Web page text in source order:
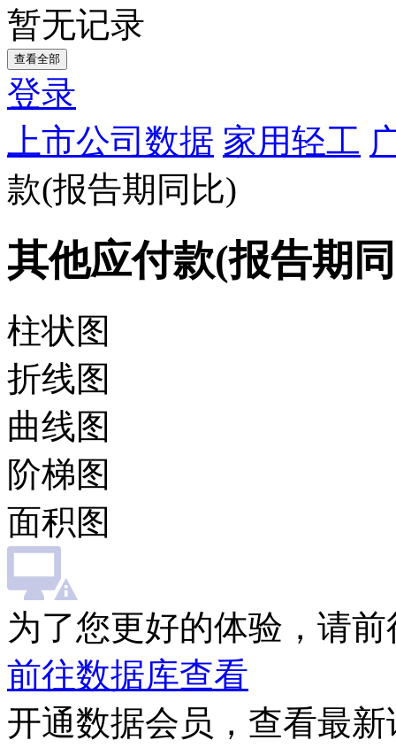
暂无记录
查看全部
登录
上市公司数据 家用轻工
款(报告期同比)
其他应付款(报告期
柱状图
折线图
曲线图
阶梯图
面积图
为了您更好的体验，请
前往数据库查看
开通数据会员，查看最